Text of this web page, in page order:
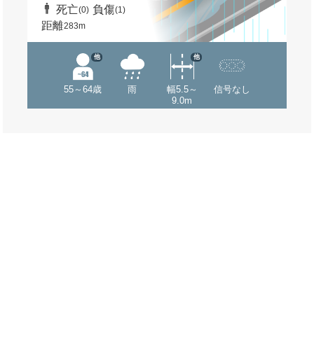
死亡(0) 負傷(1)
距離283m
55～64歳
他
雨
幅5.5～
9.0m
他
信号なし